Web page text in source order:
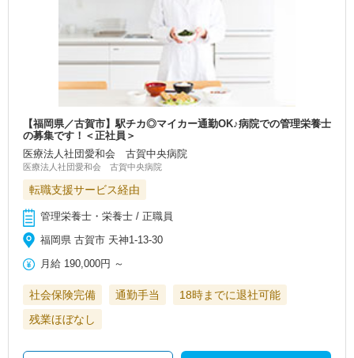
【福岡県／古賀市】駅チカ◎マイカー通勤OK♪病院での管理栄養士
の募集です！＜正社員＞
医療法人社団愛和会 古賀中央病院
医療法人社団愛和会 古賀中央病院
転職支援サービス経由
管理栄養士・栄養士 / 正職員
福岡県 古賀市 天神1-13-30
月給 190,000円 ～
社会保険完備 通勤手当
18時までに退社可能
残業ほぼなし